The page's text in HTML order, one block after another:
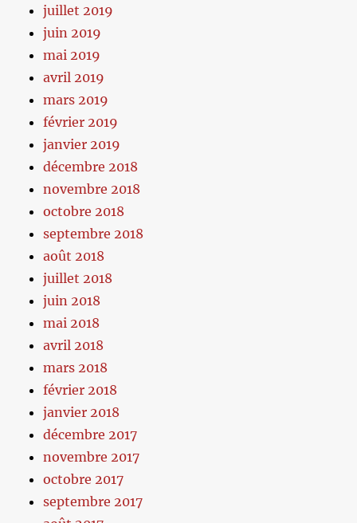
juillet 2019
juin 2019
mai 2019
avril 2019
mars 2019
février 2019
janvier 2019
décembre 2018
novembre 2018
octobre 2018
septembre 2018
août 2018
juillet 2018
juin 2018
mai 2018
avril 2018
mars 2018
février 2018
janvier 2018
décembre 2017
novembre 2017
octobre 2017
septembre 2017